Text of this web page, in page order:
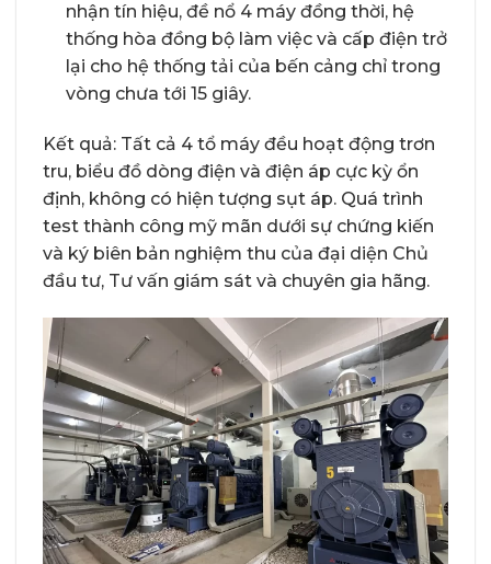
nhận tín hiệu, đề nổ 4 máy đồng thời, hệ
thống hòa đồng bộ làm việc và cấp điện trở
lại cho hệ thống tải của bến cảng chỉ trong
vòng chưa tới 15 giây.
Kết quả: Tất cả 4 tổ máy đều hoạt động trơn
tru, biểu đồ dòng điện và điện áp cực kỳ ổn
định, không có hiện tượng sụt áp. Quá trình
test thành công mỹ mãn dưới sự chứng kiến
và ký biên bản nghiệm thu của đại diện Chủ
đầu tư, Tư vấn giám sát và chuyên gia hãng.